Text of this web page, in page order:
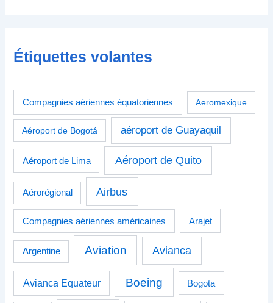
Étiquettes volantes
Compagnies aériennes équatoriennes Aeromexique
Aéroport de Bogotá aéroport de Guayaquil
Aéroport de Lima Aéroport de Quito
Aérorégional Airbus
Compagnies aériennes américaines Arajet
Argentine Aviation Avianca
Avianca Equateur Boeing Bogota